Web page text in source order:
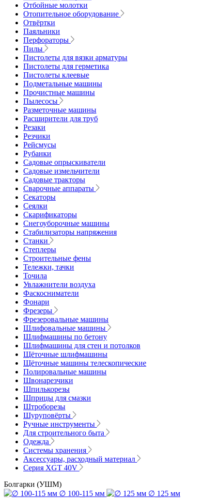
Отбойные молотки
Отопительное оборудование
Отвёртки
Паяльники
Перфораторы
Пилы
Пистолеты для вязки арматуры
Пистолеты для герметика
Пистолеты клеевые
Подметальные машины
Прочистные машины
Пылесосы
Разметочные машины
Расширители для труб
Резаки
Резчики
Рейсмусы
Рубанки
Садовые опрыскиватели
Садовые измельчители
Садовые тракторы
Сварочные аппараты
Секаторы
Сеялки
Скарификаторы
Снегоуборочные машины
Стабилизаторы напряжения
Станки
Степлеры
Строительные фены
Тележки, тачки
Точила
Увлажнители воздуха
Фаскосниматели
Фонари
Фрезеры
Фрезеровальные машины
Шлифовальные машины
Шлифмашины по бетону
Шлифмашины для стен и потолков
Щёточные шлифмашины
Щёточные машины телескопические
Полировальные машины
Швонарезчики
Шпилькорезы
Шприцы для смазки
Штроборезы
Шуруповёрты
Ручные инструменты
Для строительного быта
Одежда
Системы хранения
Аксессуары, расходный материал
Серия XGT 40V
Болгарки (УШМ)
∅ 100-115 мм
∅ 125 мм